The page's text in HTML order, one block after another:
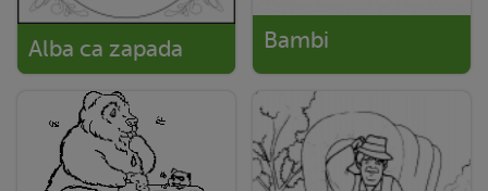
Alba ca zapada Bambi